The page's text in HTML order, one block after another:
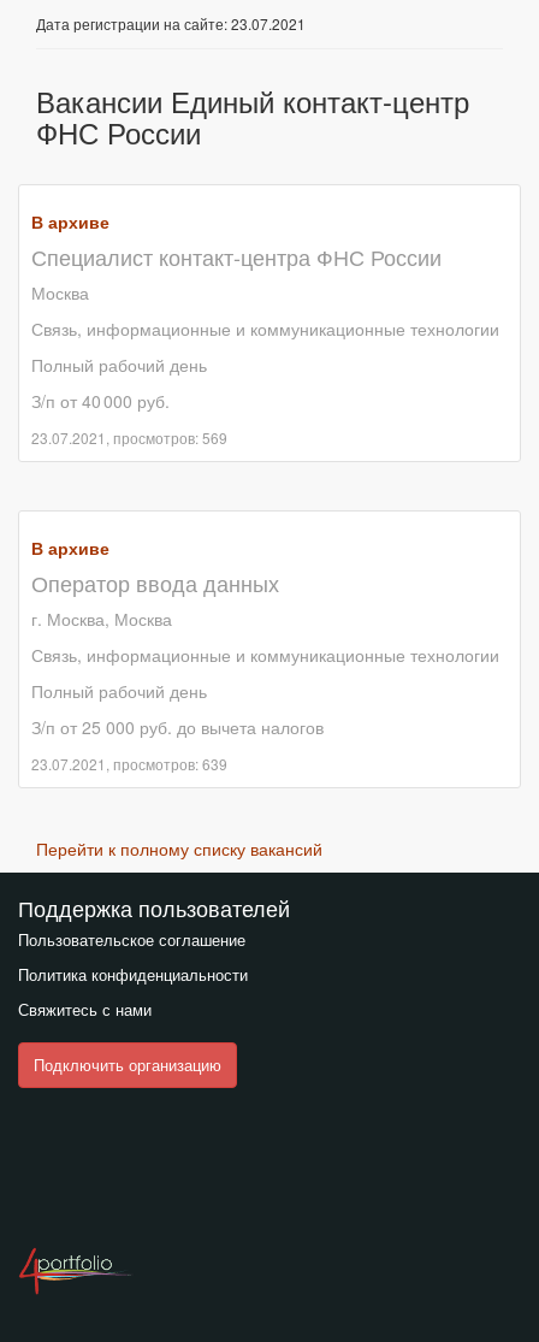
Дата регистрации на сайте: 23.07.2021
Вакансии Единый контакт-центр
ФНС России
В архиве
Специалист контакт-центра ФНС России
Москва
Связь, информационные и коммуникационные технологии
Полный рабочий день
З/п от 40 000 руб.
23.07.2021, просмотров: 569
В архиве
Оператор ввода данных
г. Москва, Москва
Связь, информационные и коммуникационные технологии
Полный рабочий день
З/п от 25 000 руб. до вычета налогов
23.07.2021, просмотров: 639
Перейти к полному списку вакансий
Поддержка пользователей
Пользовательское соглашение
Политика конфиденциальности
Свяжитесь с нами
Подключить организацию